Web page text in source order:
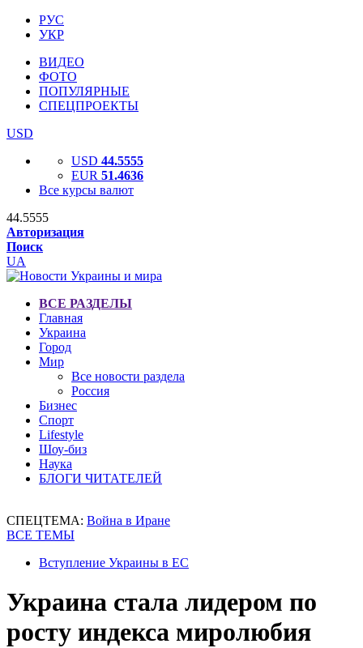
РУС
УКР
ВИДЕО
ФОТО
ПОПУЛЯРНЫЕ
СПЕЦПРОЕКТЫ
USD
USD 44.5555
EUR 51.4636
Все курсы валют
44.5555
Авторизация
Поиск
UA
ВСЕ РАЗДЕЛЫ
Главная
Украина
Город
Мир
Все новости раздела
Россия
Бизнес
Спорт
Lifestyle
Шоу-биз
Наука
БЛОГИ ЧИТАТЕЛЕЙ
СПЕЦТЕМА: Война в Иране
ВСЕ ТЕМЫ
Вступление Украины в ЕС
Украина стала лидером по
росту индекса миролюбия